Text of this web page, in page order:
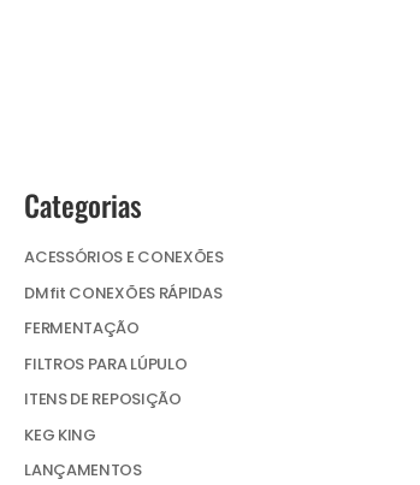
Categorias
ACESSÓRIOS E CONEXÕES
DMfit CONEXÕES RÁPIDAS
FERMENTAÇÃO
FILTROS PARA LÚPULO
ITENS DE REPOSIÇÃO
KEG KING
LANÇAMENTOS